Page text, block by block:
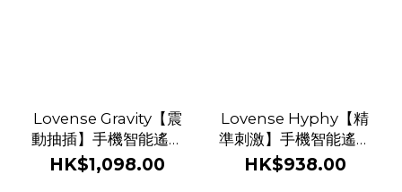
Lovense Gravity【震
動抽插】手機智能遙控
震動抽插器
HK$1,098.00
Lovense Hyphy【精
準刺激】手機智能遙控
雙頭震棒
HK$938.00